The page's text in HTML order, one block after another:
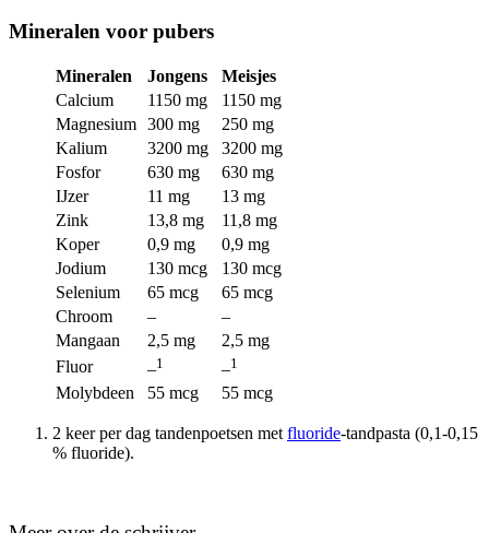
Mineralen voor pubers
Mineralen Jongens
Meisjes
Calcium
1150 mg
1150 mg
Magnesium 300 mg
250 mg
Kalium
3200 mg
3200 mg
Fosfor
630 mg
630 mg
IJzer
11 mg
13 mg
Zink
13,8 mg
11,8 mg
Koper
0,9 mg
0,9 mg
Jodium
130 mcg
130 mcg
Selenium
65 mcg
65 mcg
Chroom
–
–
Mangaan
2,5 mg
2,5 mg
Fluor
–1 –1
Molybdeen 55 mcg 55 mcg
2 keer per dag tandenpoetsen metfluoride-tandpasta (0,1-0,15
% fluoride).